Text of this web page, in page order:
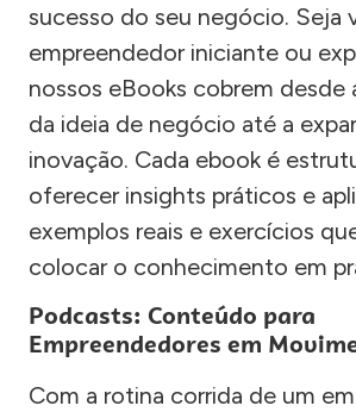
sucesso do seu negócio. Seja
empreendedor iniciante ou
nossos eBooks cobrem desde
da ideia de negócio até a
inovação. Cada ebook é
oferecer insights práticos e
exemplos reais e exercícios
colocar o conhecimento em
Podcasts: Conteúdo para
Empreendedores em
Com a rotina corrida de um